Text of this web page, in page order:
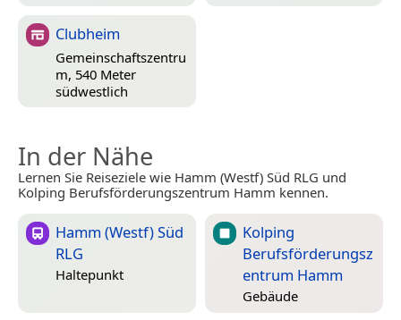
Clubheim
Gemeinschaftszentru
m, 540 Meter
südwestlich
In der Nähe
Lernen Sie Reiseziele wie Hamm (Westf) Süd RLG und
Kolping Berufsförderungszentrum Hamm kennen.
Hamm (Westf) Süd
RLG
Haltepunkt
Kolping
Berufsförderungsz
entrum Hamm
Gebäude